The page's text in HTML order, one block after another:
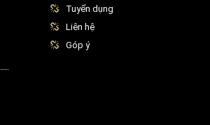
Tuyển dụng
Liên hệ
Góp ý